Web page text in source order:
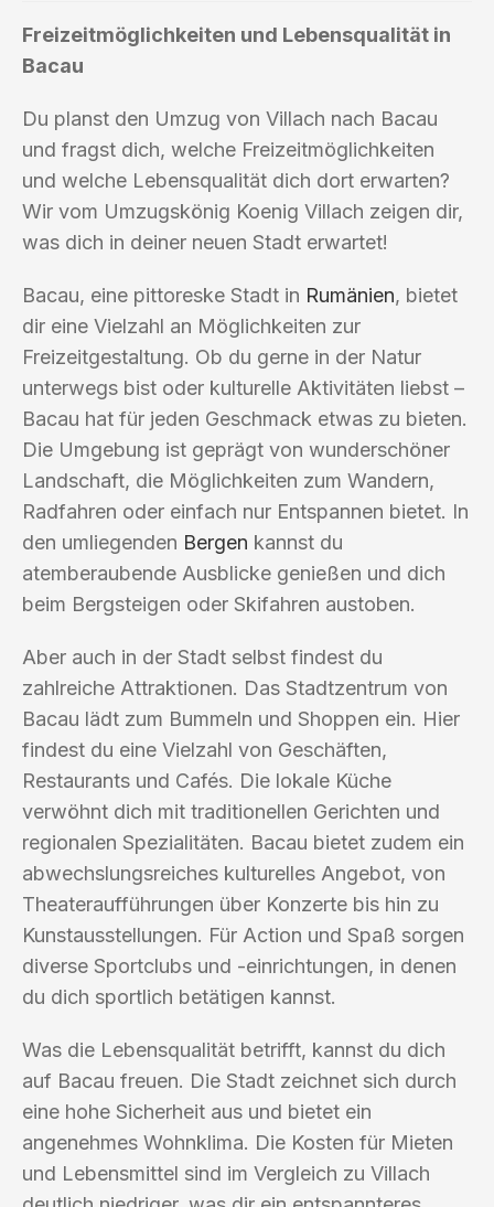
Freizeitmöglichkeiten und Lebensqualität in
Bacau
Du planst den Umzug von Villach nach Bacau
und fragst dich, welche Freizeitmöglichkeiten
und welche Lebensqualität dich dort erwarten?
Wir vom Umzugskönig Koenig Villach zeigen dir,
was dich in deiner neuen Stadt erwartet!
Bacau, eine pittoreske Stadt in Rumänien, bietet
dir eine Vielzahl an Möglichkeiten zur
Freizeitgestaltung. Ob du gerne in der Natur
unterwegs bist oder kulturelle Aktivitäten liebst –
Bacau hat für jeden Geschmack etwas zu bieten.
Die Umgebung ist geprägt von wunderschöner
Landschaft, die Möglichkeiten zum Wandern,
Radfahren oder einfach nur Entspannen bietet. In
den umliegenden Bergen kannst du
atemberaubende Ausblicke genießen und dich
beim Bergsteigen oder Skifahren austoben.
Aber auch in der Stadt selbst findest du
zahlreiche Attraktionen. Das Stadtzentrum von
Bacau lädt zum Bummeln und Shoppen ein. Hier
findest du eine Vielzahl von Geschäften,
Restaurants und Cafés. Die lokale Küche
verwöhnt dich mit traditionellen Gerichten und
regionalen Spezialitäten. Bacau bietet zudem ein
abwechslungsreiches kulturelles Angebot, von
Theateraufführungen über Konzerte bis hin zu
Kunstausstellungen. Für Action und Spaß sorgen
diverse Sportclubs und -einrichtungen, in denen
du dich sportlich betätigen kannst.
Was die Lebensqualität betrifft, kannst du dich
auf Bacau freuen. Die Stadt zeichnet sich durch
eine hohe Sicherheit aus und bietet ein
angenehmes Wohnklima. Die Kosten für Mieten
und Lebensmittel sind im Vergleich zu Villach